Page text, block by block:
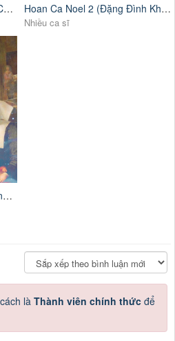
Liên Khúc Tuyển Tập Thánh Ca Công Giáo Hay Nhất Hoan Ca Noel 2 (Đặng Đình Khoa)
Nhiều ca sĩ
Sao Mai 15 - Kính Mừng Thánh Vinh Sơn Phaolô
là Thành viên chính thức để